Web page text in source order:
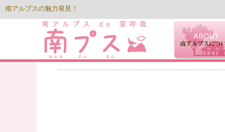
南アルプスの魅力発見！